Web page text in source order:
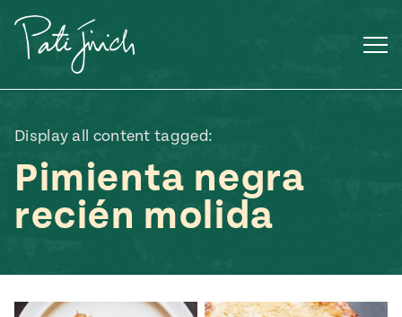
contenido
Display all content tagged:
Pimienta negra
recién molida